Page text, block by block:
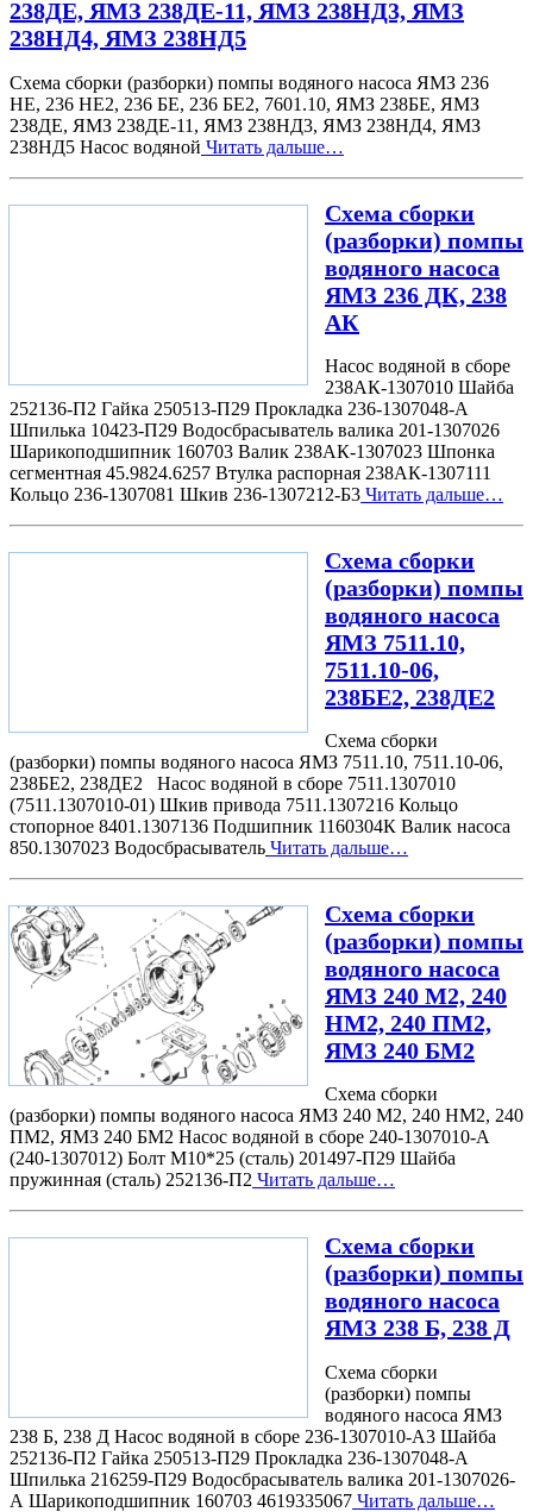
238ДЕ, ЯМЗ 238ДЕ-11, ЯМЗ 238НД3, ЯМЗ
238НД4, ЯМЗ 238НД5
Схема сборки (разборки) помпы водяного насоса ЯМЗ 236
НЕ, 236 НЕ2, 236 БЕ, 236 БЕ2, 7601.10, ЯМЗ 238БЕ, ЯМЗ
238ДЕ, ЯМЗ 238ДЕ-11, ЯМЗ 238НД3, ЯМЗ 238НД4, ЯМЗ
238НД5 Насос водяной Читать дальше…
Схема сборки
(разборки) помпы
водяного насоса
ЯМЗ 236 ДК, 238
АК
Насос водяной в сборе
238АК-1307010 Шайба
252136-П2 Гайка 250513-П29 Прокладка 236-1307048-А
Шпилька 10423-П29 Водосбрасыватель валика 201-1307026
Шарикоподшипник 160703 Валик 238АК-1307023 Шпонка
сегментная 45.9824.6257 Втулка распорная 238АК-1307111
Кольцо 236-1307081 Шкив 236-1307212-Б3 Читать дальше…
Схема сборки
(разборки) помпы
водяного насоса
ЯМЗ 7511.10,
7511.10-06,
238БЕ2, 238ДЕ2
Схема сборки
(разборки) помпы водяного насоса ЯМЗ 7511.10, 7511.10-06,
238БЕ2, 238ДЕ2 Насос водяной в сборе 7511.1307010
(7511.1307010-01) Шкив привода 7511.1307216 Кольцо
стопорное 8401.1307136 Подшипник 1160304К Валик насоса
850.1307023 Водосбрасыватель Читать дальше…
Схема сборки
(разборки) помпы
водяного насоса
ЯМЗ 240 М2, 240
НМ2, 240 ПМ2,
ЯМЗ 240 БМ2
Схема сборки
(разборки) помпы водяного насоса ЯМЗ 240 М2, 240 НМ2, 240
ПМ2, ЯМЗ 240 БМ2 Насос водяной в сборе 240-1307010-А
(240-1307012) Болт М10*25 (сталь) 201497-П29 Шайба
пружинная (сталь) 252136-П2 Читать дальше…
Схема сборки
(разборки) помпы
водяного насоса
ЯМЗ 238 Б, 238 Д
Схема сборки
(разборки) помпы
водяного насоса ЯМЗ
238 Б, 238 Д Насос водяной в сборе 236-1307010-А3 Шайба
252136-П2 Гайка 250513-П29 Прокладка 236-1307048-А
Шпилька 216259-П29 Водосбрасыватель валика 201-1307026-
А Шарикоподшипник 160703 4619335067 Читать дальше…